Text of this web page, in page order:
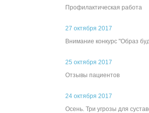
Профилактическая работа
27 октября 2017
Внимание конкурс "Образ
25 октября 2017
Отзывы пациентов
24 октября 2017
Осень. Три угрозы для